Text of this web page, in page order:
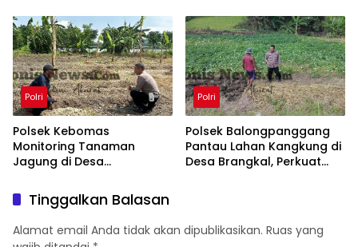
Polri Dekat dengan
Masyarakat
Nasional
Polri
Polsek Kebomas
Monitoring Tanaman
Jagung di Desa
Dukungan Ketahanan
Pangan Nasional
Polri
Polsek Balongpanggang
Pantau Lahan Kangkung di
Desa Brangkal, Perkuat
Tinggalkan Balasan
Alamat email Anda tidak akan dipublikasikan. Ruas yang